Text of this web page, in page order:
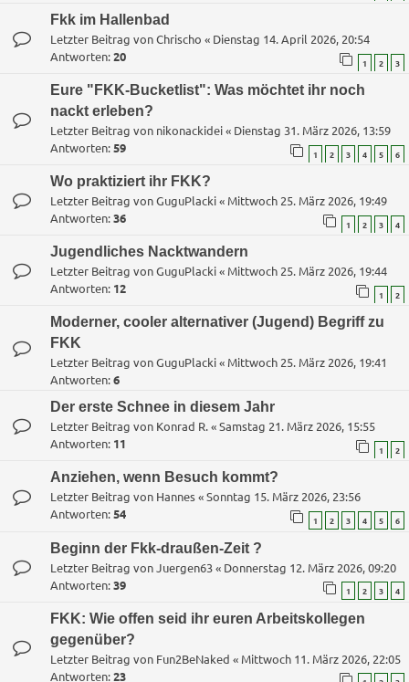
Fkk im Hallenbad
Letzter Beitrag vonChrischo « Dienstag 14. April 2026, 20:54
Antworten:20 1 2 3
Eure "FKK-Bucketlist": Was möchtet ihr noch
nackt erleben?
Letzter Beitrag von nikonackidei« Dienstag 31. März 2026, 13:59
Antworten:59 1 2 3 4 5 6
Wo praktiziert ihr FKK?
Letzter Beitrag vonGuguPlacki« Mittwoch 25. März 2026, 19:49
Antworten:36 1 2 3 4
Jugendliches Nacktwandern
Letzter Beitrag vonGuguPlacki« Mittwoch 25. März 2026, 19:44
Antworten: 12 1 2
Moderner, cooler alternativer (Jugend) Begriff zu
FKK
Letzter Beitrag vonGuguPlacki« Mittwoch 25. März 2026, 19:41
Antworten:6
Der erste Schnee in diesem Jahr
Letzter Beitrag von Konrad R.«Samstag 21. März 2026, 15:55
Antworten: 11 1 2
Anziehen, wenn Besuch kommt?
Letzter Beitrag von Hannes«Sonntag 15. März 2026, 23:56
Antworten:54 1 2 3 4 5 6
Beginn der Fkk-draußen-Zeit ?
Letzter Beitrag vonJuergen63« Donnerstag 12. März 2026, 09:20
Antworten:39 1 2 3 4
FKK: Wie offen seid ihr euren Arbeitskollegen
gegenüber?
Letzter Beitrag von Fun2BeNaked « Mittwoch 11. März 2026, 22:05
Antworten:23